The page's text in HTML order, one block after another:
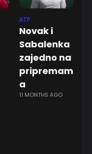
ATP
Novak i
Sabalenka
zajedno na
pripremam
a
11 MONTHS AGO